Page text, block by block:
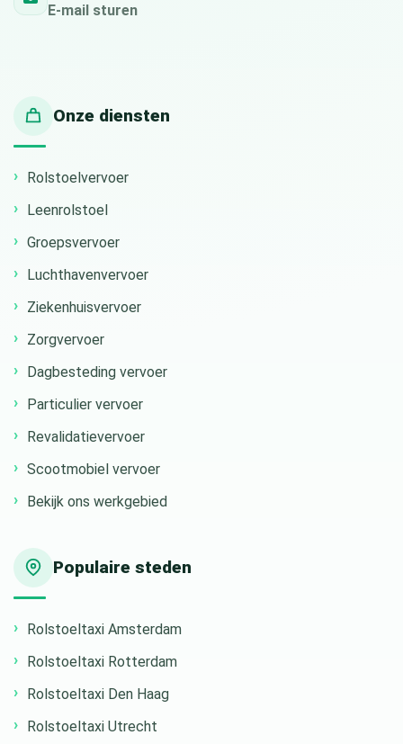
E-mail sturen
Onze diensten
Rolstoelvervoer
Leenrolstoel
Groepsvervoer
Luchthavenvervoer
Ziekenhuisvervoer
Zorgvervoer
Dagbesteding vervoer
Particulier vervoer
Revalidatievervoer
Scootmobiel vervoer
Bekijk ons werkgebied
Populaire steden
Rolstoeltaxi Amsterdam
Rolstoeltaxi Rotterdam
Rolstoeltaxi Den Haag
Rolstoeltaxi Utrecht